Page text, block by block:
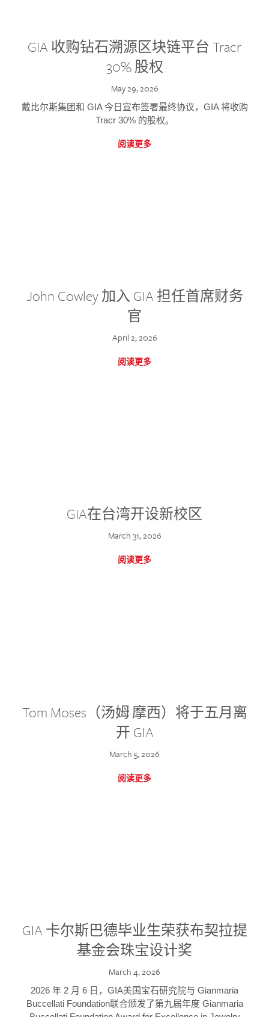
GIA 收购钻石溯源区块链平台 Tracr
30% 股权
May 29, 2026
戴比尔斯集团和 GIA 今日宣布签署最终协议，GIA 将收购
Tracr 30% 的股权。
阅读更多
John Cowley 加入 GIA 担任首席财务
官
April 2, 2026
阅读更多
GIA在台湾开设新校区
March 31, 2026
阅读更多
Tom Moses（汤姆·摩西）将于五月离
开 GIA
March 5, 2026
阅读更多
GIA 卡尔斯巴德毕业生荣获布契拉提
基金会珠宝设计奖
March 4, 2026
2026 年 2 月 6 日，GIA美国宝石研究院与 Gianmaria
Buccellati Foundation联合颁发了第九届年度 Gianmaria